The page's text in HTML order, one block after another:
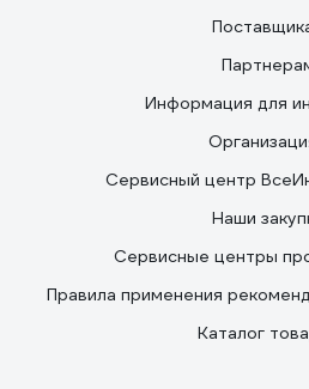
Информация для
Сервисный центр
Наши
Сервисные центры
Правила применения
Каталог